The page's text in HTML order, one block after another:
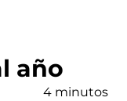
año
4 minutos